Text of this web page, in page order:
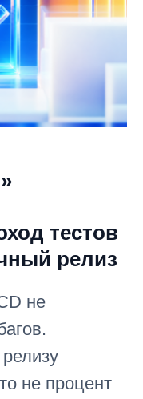
тестов
релиз
не
не процент